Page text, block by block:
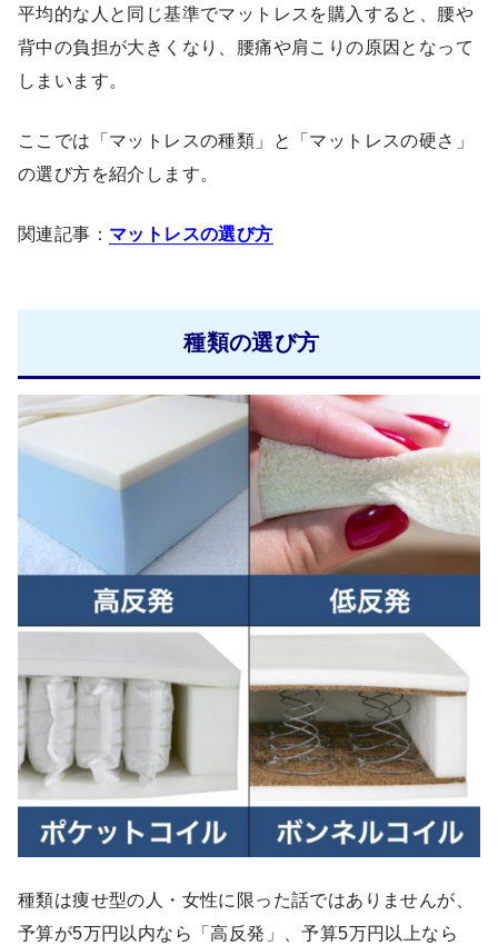
平均的な人と同じ基準でマットレスを購入すると、腰や
背中の負担が大きくなり、腰痛や肩こりの原因となって
しまいます。
ここでは「マットレスの種類」と「マットレスの硬さ」
の選び方を紹介します。
関連記事： マットレスの選び方
種類の選び方
種類は痩せ型の人・女性に限った話ではありませんが、
予算が5万円以内なら「高反発」、予算5万円以上なら